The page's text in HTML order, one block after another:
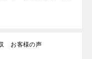
お客様の声